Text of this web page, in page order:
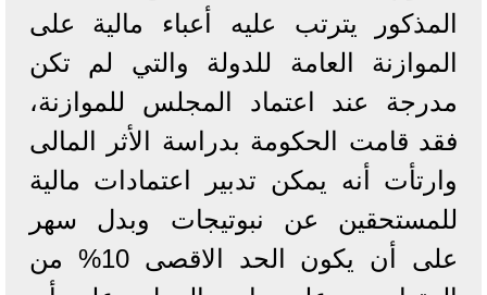
المذكور يترتب عليه أعباء مالية على
الموازنة العامة للدولة والتي لم تكن
مدرجة عند اعتماد المجلس للموازنة،
فقد قامت الحكومة بدراسة الأثر المالى
وارتأت أنه يمكن تدبير اعتمادات مالية
للمستحقين عن نبوتيجات وبدل سهر
على أن يكون الحد الاقصى 10% من